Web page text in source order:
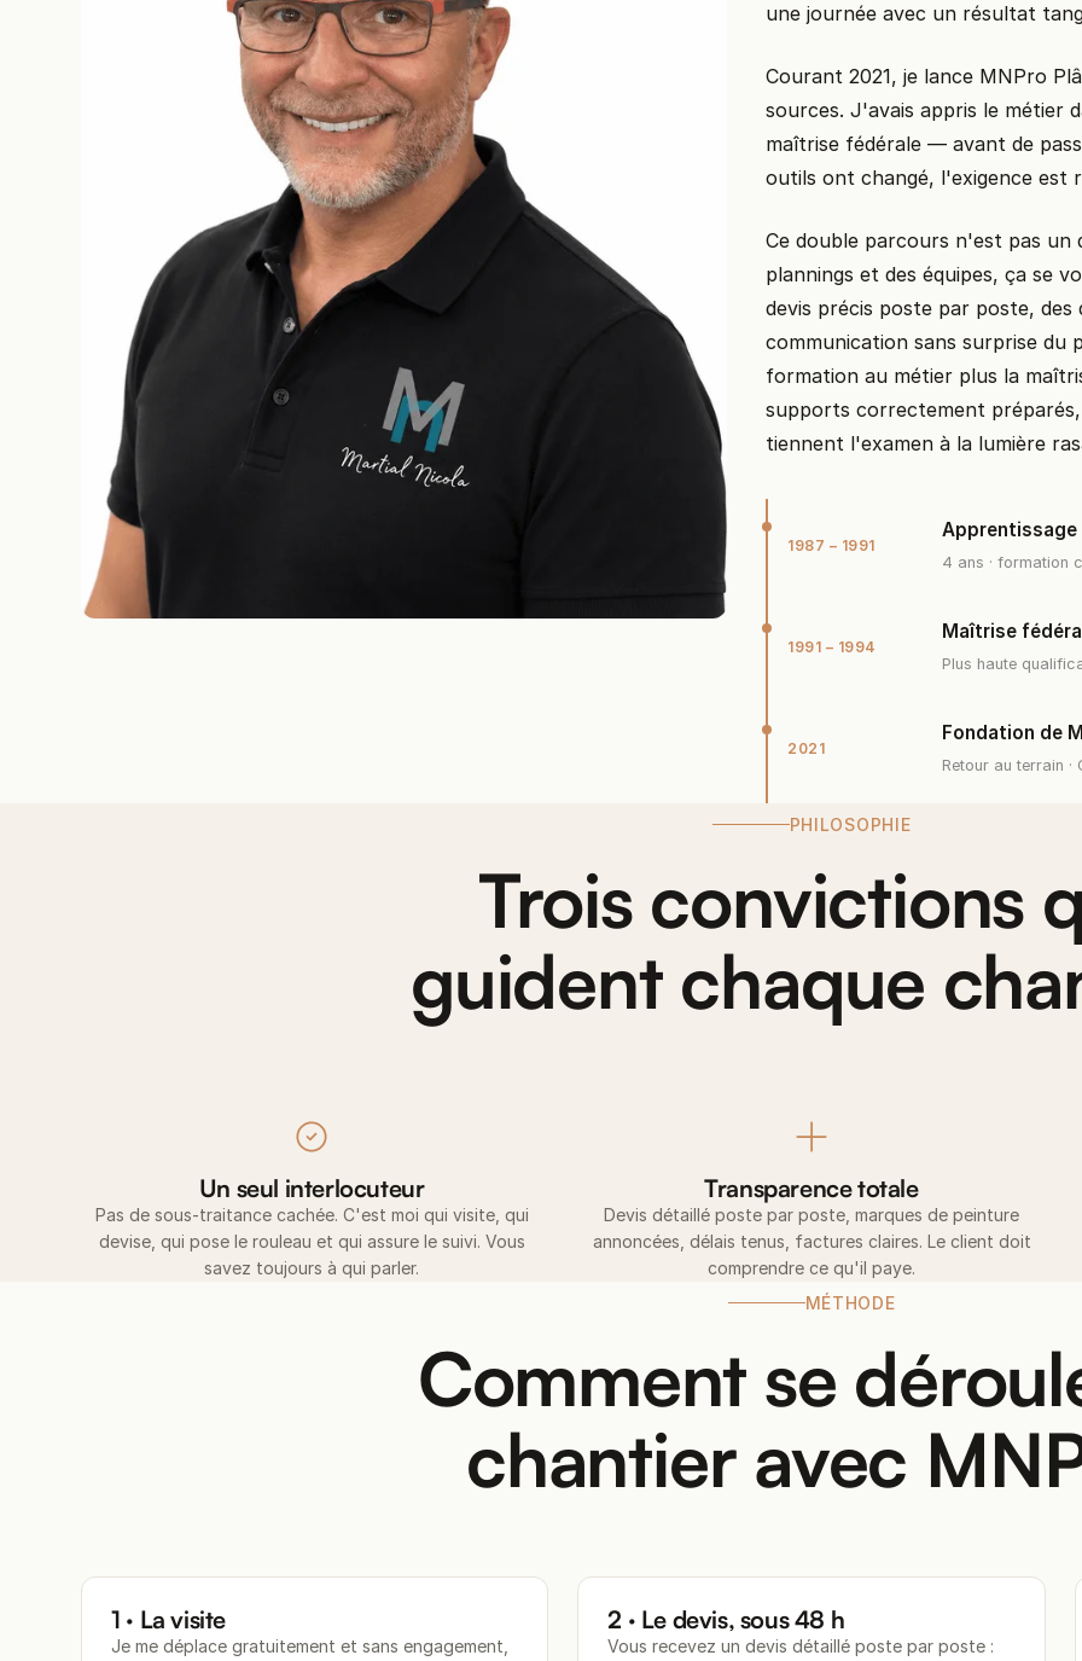
une journée avec un résultat
Courant 2021, je lance MNPro
sources. J'avais appris le métier
maîtrise fédérale — avant de
outils ont changé, l'exigence est
Ce double parcours n'est pas un
plannings et des équipes, ça se
devis précis poste par poste,
communication sans surprise du
formation au métier plus la
supports correctement
tiennent l'examen à la lumière
1987 – 1991
4 ans · formation
1991 – 1994
Maîtrise
Plus haute
2021
Fondation de
Retour au terrain
PHILOSOPHIE
Trois convictions
guident chaque
Un seul interlocuteur
Pas de sous-traitance cachée. C'est moi qui visite, qui
devise, qui pose le rouleau et qui assure le suivi. Vous
savez toujours à qui parler.
Transparence totale
Devis détaillé poste par poste, marques de peinture
annoncées, délais tenus, factures claires. Le client doit
comprendre ce qu'il paye.
MÉTHODE
Comment se
chantier avec
1 · La visite
Je me déplace gratuitement et sans engagement,
2 · Le devis, sous 48 h
Vous recevez un devis détaillé poste par poste :